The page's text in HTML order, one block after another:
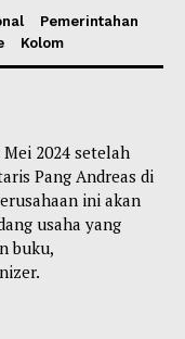
Pemerintahan
Kolom
2024 setelah
Pang Andreas di
ini akan
usaha yang
buku,